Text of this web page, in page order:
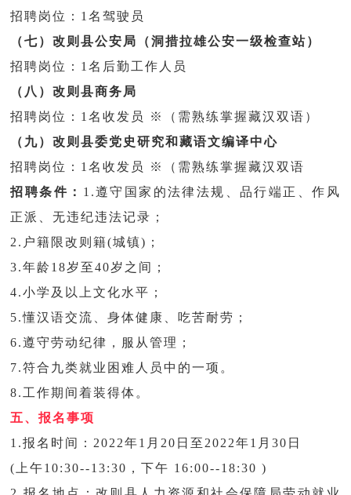
招聘岗位：1名驾驶员
（七）改则县公安局（洞措拉雄公安一级检查站）
招聘岗位：1名后勤工作人员
（八）改则县商务局
招聘岗位：1名收发员 ※
（需熟练掌握藏汉双语）
（九）改则县委党史研究和藏语文编译中心
招聘岗位：1名收发员 ※
（需熟练掌握藏汉双语
招聘条件： 1.遵守国家的法律法规、品行端正、作风
正派、无违纪违法记录；
2.户籍限改则籍(城镇)；
3.年龄18岁至40岁之间；
4.小学及以上文化水平；
5.懂汉语交流、身体健康、吃苦耐劳；
6.遵守劳动纪律，服从管理；
7.符合九类就业困难人员中的一项。
8.工作期间着装得体。
五、报名事项
1.报名时间：2022年1月20日至2022年1月30日
(上午10:30--13:30，下午 16:00--18:30 )